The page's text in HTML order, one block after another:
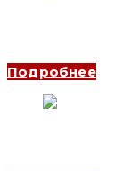
Подробнее